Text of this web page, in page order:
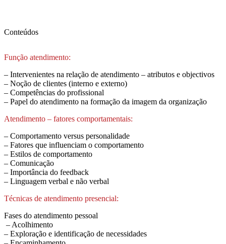
Conteúdos
Função atendimento:
– Intervenientes na relação de atendimento – atributos e objectivos
– Noção de clientes (interno e externo)
– Competências do profissional
– Papel do atendimento na formação da imagem da organização
Atendimento – fatores comportamentais:
– Comportamento versus personalidade
– Fatores que influenciam o comportamento
– Estilos de comportamento
– Comunicação
– Importância do feedback
– Linguagem verbal e não verbal
Técnicas de atendimento presencial:
Fases do atendimento pessoal
– Acolhimento
– Exploração e identificação de necessidades